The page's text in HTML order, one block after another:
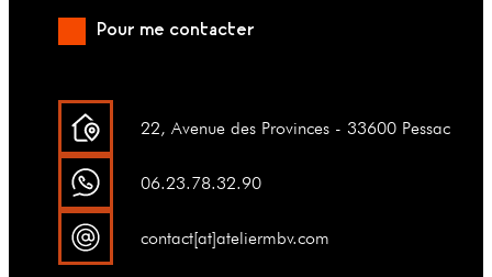
Pour me contacter
22, Avenue des Provinces - 33600 Pessac
06.23.78.32.90
contact[at]ateliermbv.com